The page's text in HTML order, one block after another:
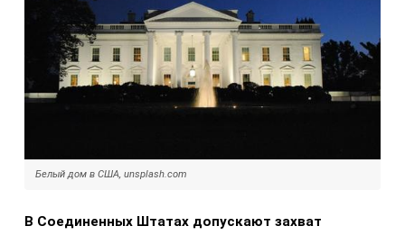
Белый дом в США, unsplash.com
В Соединенных Штатах допускают захват